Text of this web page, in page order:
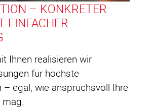
– KONKRETER
EINFACHER
Ihnen realisieren wir
für höchste
– egal, wie anspruchsvoll Ihre
mag.